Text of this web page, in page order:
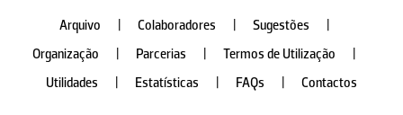
Arquivo Colaboradores Sugestões
Organização
Parcerias Termos de Utilização
Utilidades
Estatísticas FAQs Contactos